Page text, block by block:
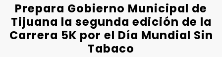
Prepara Gobierno Municipal de
Tijuana la segunda edición de la
Carrera 5K por el Día Mundial Sin
Tabaco